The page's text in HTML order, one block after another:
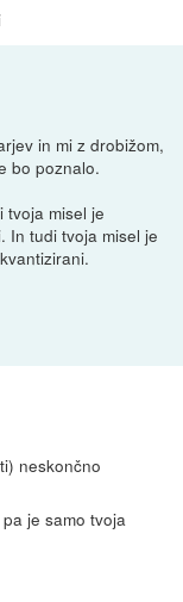
in mi z drobižom,
bo poznalo.
tvoja misel je
In tudi tvoja misel je
neskončno
je samo tvoja